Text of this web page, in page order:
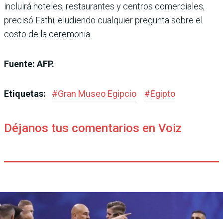
incluirá hoteles, restaurantes y centros comerciales,
precisó Fathi, eludiendo cualquier pregunta sobre el
costo de la ceremonia.
Fuente: AFP.
Etiquetas: #Gran Museo Egipcio #Egipto
Déjanos tus comentarios en Voiz